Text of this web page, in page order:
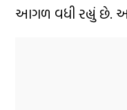
આગળ વધી રહ્યું છે.